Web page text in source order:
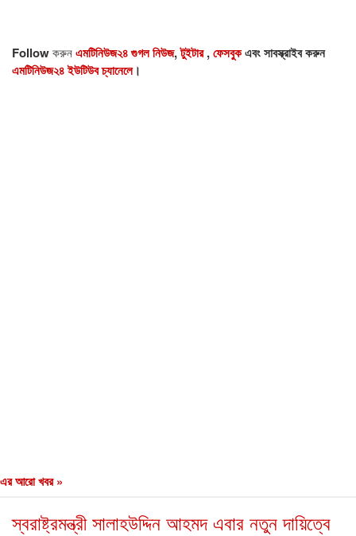
Followকরুনএমটিনিউজ২৪ গুগল নিউজ,টুইটার,ফেসবুকএবং সাবস্ক্রাইব করুন
এমটিনিউজ২৪ ইউটিউব চ্যানেলে।
এর আরো খবর »
স্বরাষ্ট্রমন্ত্রী সালাহউদ্দিন আহমদ এবার নতুন দায়িত্বে